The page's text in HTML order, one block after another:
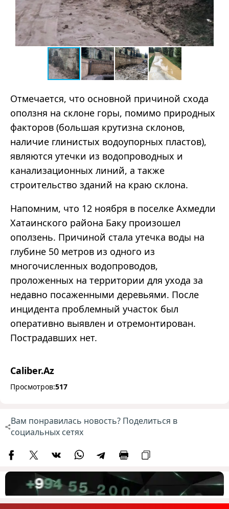
Отмечается, что основной причиной схода
оползня на склоне горы, помимо природных
факторов (большая крутизна склонов,
наличие глинистых водоупорных пластов),
являются утечки из водопроводных и
канализационных линий, а также
строительство зданий на краю склона.
Напомним, что 12 ноября в поселке Ахмедли
Хатаинского района Баку произошел
оползень. Причиной стала утечка воды на
глубине 50 метров из одного из
многочисленных водопроводов,
проложенных на территории для ухода за
недавно посаженными деревьями. После
инцидента проблемный участок был
оперативно выявлен и отремонтирован.
Пострадавших нет.
Caliber.Az
Просмотров:517
Вам понравилась новость? Поделиться в
социальных сетях